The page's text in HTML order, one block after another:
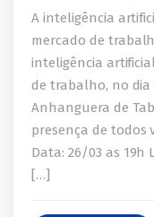
A inteligência
mercado de
inteligência
de trabalho, no dia
Anhanguera de
presença de todos
Data: 26/03 as 19h
[…]